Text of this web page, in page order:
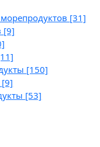
[31]
[9]
[150]
[9]
[53]